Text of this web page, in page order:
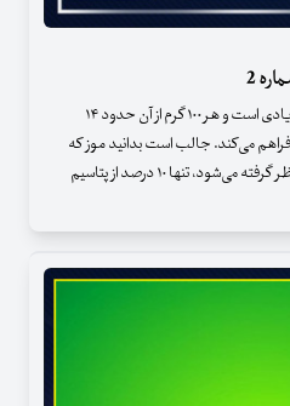
2
آووکادو درواقع حاوی پتاسیم بسیار زیادی است و هر ۱۰۰ گرم از آن حدود ۱۴
فراهم می‌کند. جالب است بدانید موز که
جزء مواد غذایی سرشار از پتاسیم درنظر گرفته می‌شود، تنها ۱۰ درصد از پتاسیم